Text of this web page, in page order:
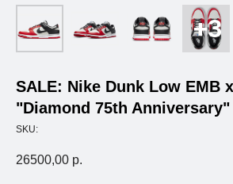
SALE: Nike Dunk Low EMB
"Diamond 75th Anniversary"
SKU:
26500,00 р.